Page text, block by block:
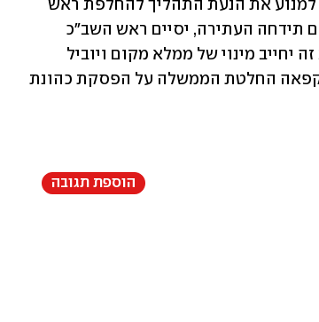
הוספת תגובה